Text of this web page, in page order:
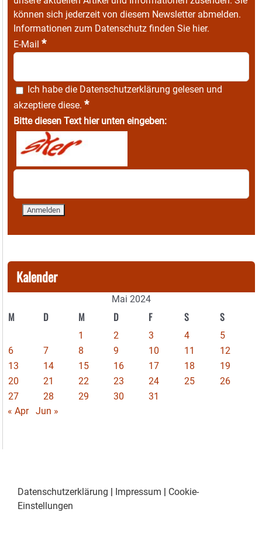
können sich jederzeit von diesem Newsletter abmelden.
Informationen zum Datenschutz finden Sie hier.
E-Mail *
Ich habe die Datenschutzerklärung gelesen und
akzeptiere diese. *
Bitte diesen Text hier unten eingeben:
Kalender
Mai 2024
M D M D F S S
1 2 3 4
5
6
7 8 9 10 11
12
13
14 15 16 17 18
19
20
21 22 23 24 25
26
27
28 29 30
31
« Apr
Jun »
Datenschutzerklärung Impressum
Cookie-
Einstellungen